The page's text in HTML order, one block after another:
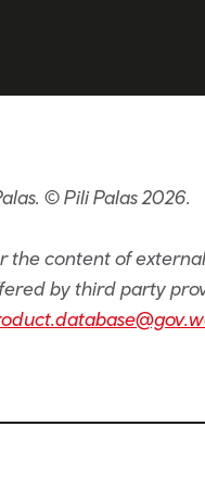
© Pili Palas 2026.
content of
by third party